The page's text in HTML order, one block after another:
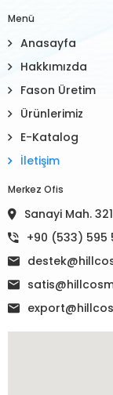
Menü
Anasayfa
Hakkımızda
Fason Üretim
Ürünlerimiz
E-Katalog
İletişim
Merkez Ofis
Sanayi Mah.
+90 (533) 595